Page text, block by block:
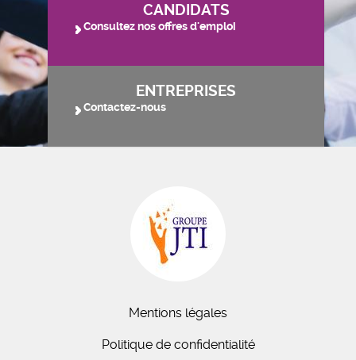
CANDIDATS
Consultez nos offres d'emploi
ENTREPRISES
Contactez-nous
Mentions légales
Politique de confidentialité